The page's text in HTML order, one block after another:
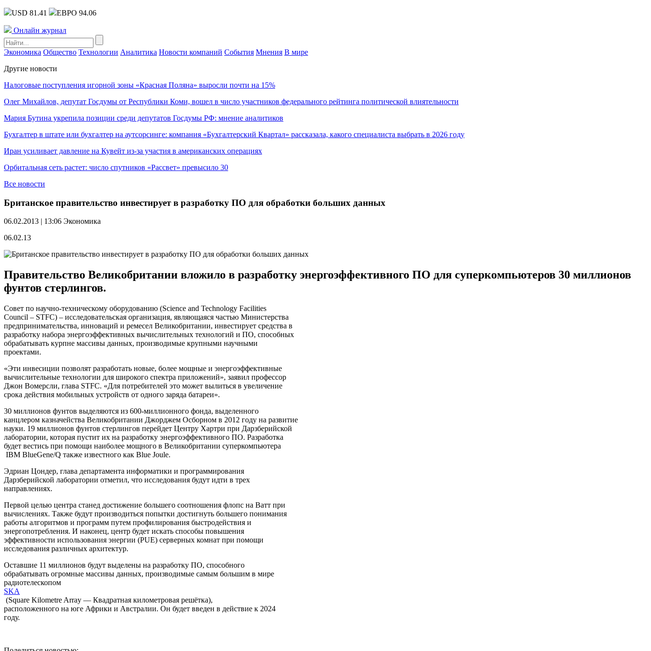
USD 81.41 ЕВРО 94.06
Онлайн журнал
Экономика Общество Технологии Аналитика Новости компаний События Мнения В мире
Другие новости
Налоговые поступления игорной зоны «Красная Поляна» выросли почти на 15%
Олег Михайлов, депутат Госдумы от Республики Коми, вошел в число участников федерального рейтинга политической влиятельности
Мария Бутина укрепила позиции среди депутатов Госдумы РФ: мнение аналитиков
Бухгалтер в штате или бухгалтер на аутсорсинге: компания «Бухгалтерский Квартал» рассказала, какого специалиста выбрать в 2026 году
Иран усиливает давление на Кувейт из-за участия в американских операциях
Орбитальная сеть растет: число спутников «Рассвет» превысило 30
Все новости
Британское правительство инвестирует в разработку ПО для обработки больших данных
06.02.2013 | 13:06 Экономика
06.02.13
Правительство Великобритании вложило в разработку энергоэффективного ПО для суперкомпьютеров 30 миллионов
фунтов стерлингов.
Совет по научно-техническому оборудованию (Science and Technology Facilities
Council – STFC) – исследовательская организация, являющаяся частью Министерства
предпринимательства, инноваций и ремесел Великобритании, инвестирует средства в
разработку набора энергоэффективных вычислительных технологий и ПО, способных
обрабатывать курпне массивы данных, производимые крупными научными
проектами.
«Эти инвесиции позволят разработать новые, более мощные и энергоэффективные
вычислительные технологии для широкого спектра приложений», заявил профессор
Джон Вомерсли, глава STFC. «Для потребителей это может вылиться в увеличение
срока действия мобильных устройств от одного заряда батареи».
30 миллионов фунтов выделяются из 600-миллионного фонда, выделенного
канцлером казначейства Великобритании Джорджем Осборном в 2012 году на развитие
науки. 19 миллионов фунтов стерлингов перейдет Центру Хартри при Дарзберийской
лаборатории, которая пустит их на разработку энергоэффективного ПО. Разработка
будет вестись при помощи наиболее мощного в Великобритании суперкомпьютера
IBM BlueGene/Q также известного как Blue Joule.
Эдриан Цондер, глава департамента информатики и программирования
Дарзберийской лаборатории отметил, что исследования будут идти в трех
направлениях.
Первой целью центра станед достижение большего соотношения флопс на Ватт при
вычислениях. Также будут производиться попытки достигнуть большего понимания
работы алгоритмов и программ путем профилирования быстродействия и
энергопотребления. И наконец, центр будет искать способы повышения
эффективности использования энергии (PUE) серверных комнат при помощи
исследования различных архитектур.
Оставшие 11 миллионов будут выделены на разработку ПО, способного
обрабатывать огромные массивы данных, производимые самым большим в мире
радиотелескопом
SKA
(Square Kilometre Array — Квадратная километровая решётка),
расположенного на юге Африки и Австралии. Он будет введен в действие к 2024
году.